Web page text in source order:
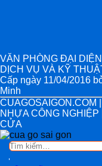
VĂN PHÒNG ĐẠI
DỊCH VỤ VÀ KỸ
Cấp ngày 11/04/2016
Minh
CUAGOSAIGON.COM
NHỰA CÔNG
CỬA
Tìm